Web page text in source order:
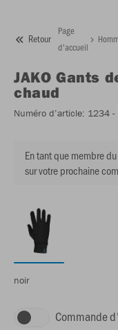
Retour
Page
d'accueil
JAKO Gants
chaud
Numéro d’article: 1234 -
En tant que membre
sur votre prochaine
noir
Commande